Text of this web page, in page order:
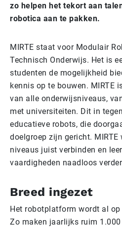
zo helpen het tekort aan
robotica aan te pakken.
MIRTE staat voor Modulair
Technisch Onderwijs. Het is
studenten de mogelijkheid
kennis op te bouwen. MIRTE
van alle onderwijsniveaus,
met universiteiten. Dit in
educatieve robots, die
doelgroep zijn gericht.
niveaus juist verbinden en
vaardigheden naadloos
Breed ingezet
Het robotplatform wordt al op
Zo maken jaarlijks ruim